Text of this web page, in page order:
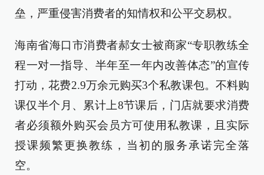
垒，严重侵害消费者的知情权和公平交易权。
海南省海口市消费者郝女士被商家“专职教练全
程一对一指导、半年至一年内改善体态”的宣传
打动，花费2.9万余元购买3个私教课包。不料购
课仅半个月、累计上8节课后，门店就要求消费
者必须额外购买会员方可使用私教课，且实际
授课频繁更换教练，当初的服务承诺完全落
空。